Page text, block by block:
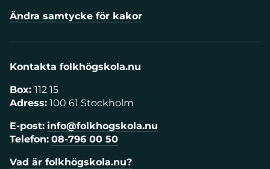
Ändra samtycke för kakor
Kontakta folkhögskola.nu
Box: 112 15
Adress: 100 61 Stockholm
E-post: info@folkhogskola.nu
Telefon: 08-796 00 50
Vad är folkhögskola.nu?